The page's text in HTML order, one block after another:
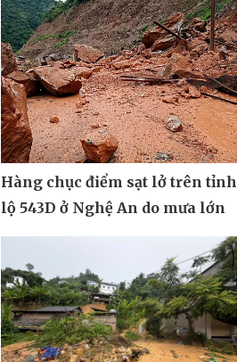
Hàng chục điểm sạt lở trên tỉnh
lộ 543D ở Nghệ An do mưa lớn